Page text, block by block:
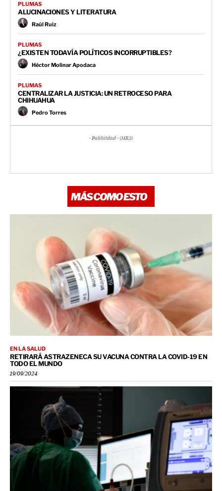
PLUMAS
ALUCINACIONES Y LITERATURA
Raúl Ruiz
PLUMAS
¿EXISTEN TODAVÍA POLÍTICOS INCORRUPTIBLES?
Héctor Molinar Apodaca
PLUMAS
CENTRALIZAR LA JUSTICIA: UN RETROCESO PARA
CHIHUAHUA
Pedro Torres
- Publicidad - (MR3)
MÁS COMO ESTO
EN LA SALUD
RETIRARÁ ASTRAZENECA SU VACUNA CONTRA LA COVID-19 EN
TODO EL MUNDO
19/09/2024